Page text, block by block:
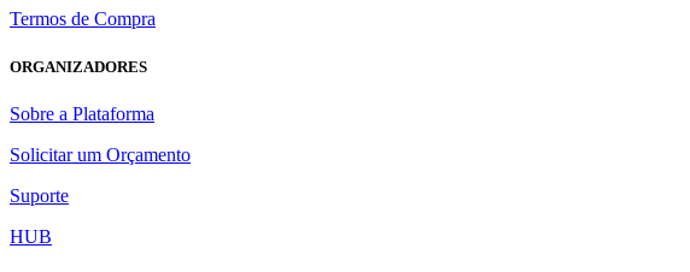
Termos de Compra
ORGANIZADORES
Sobre a Plataforma
Solicitar um Orçamento
Suporte
HUB